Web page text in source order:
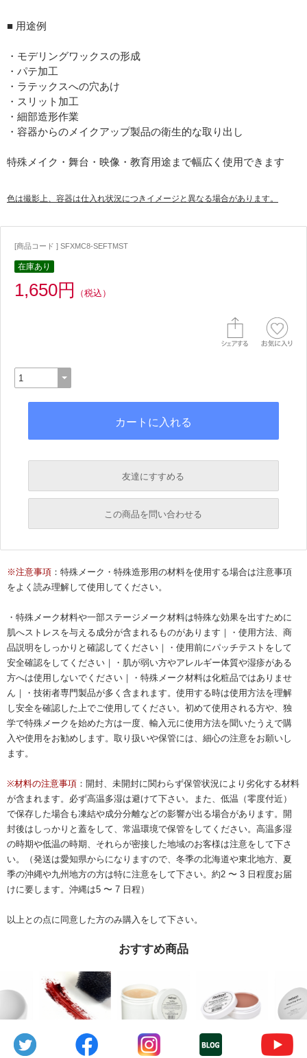
■ 用途例
・モデリングワックスの形成
・パテ加工
・ラテックスへの穴あけ
・スリット加工
・細部造形作業
・容器からのメイクアップ製品の衛生的な取り出し
特殊メイク・舞台・映像・教育用途まで幅広く使用できます
色は撮影上、容器は仕入れ状況につきイメージと異なる場合があります。
[商品コード ] SFXMC8-SEFTMST
在庫あり
1,650円 （税込）
友達にすすめる
必須
この商品を問い合わせる
必須
Eメール 電話 どちらでもよい
プライバシーポリシーをご確認ください。
プライバシーポリシーを確認しました。
※注意事項 ：特殊メーク・特殊造形用の材料を使用する場合は注意事項
をよく読み理解して使用してください。
・特殊メーク材料や一部ステージメーク材料は特殊な効果を出すために
肌へストレスを与える成分が含まれるものがあります｜・使用方法、商
品説明をしっかりと確認してください｜・使用前にパッチテストをして
安全確認をしてください｜・肌が弱い方やアレルギー体質や湿疹がある
方へは使用しないでください｜・特殊メーク材料は化粧品ではありませ
ん｜・技術者専門製品が多く含まれます。使用する時は使用方法を理解
し安全を確認した上でご使用してください。初めて使用される方や、独
学で特殊メークを始めた方は一度、輸入元に使用方法を聞いたうえで購
入や使用をお勧めします。取り扱いや保管には、細心の注意をお願いし
ます。
※材料の注意事項 ：開封、未開封に関わらず保管状況により劣化する材料
が含まれます。必ず高温多湿は避けて下さい。また、低温（零度付近）
で保存した場合も凍結や成分分離などの影響が出る場合があります。開
封後はしっかりと蓋をして、常温環境で保管をしてください。高温多湿
の時期や低温の時期、それらが密接した地域のお客様は注意をして下さ
い。（発送は愛知県からになりますので、冬季の北海道や東北地方、夏
季の沖縄や九州地方の方は特に注意をして下さい。約2 〜 3 日程度お届
けに要します。沖縄は5 〜 7 日程）
以上との点に同意した方のみ購入をして下さい。
おすすめ商品